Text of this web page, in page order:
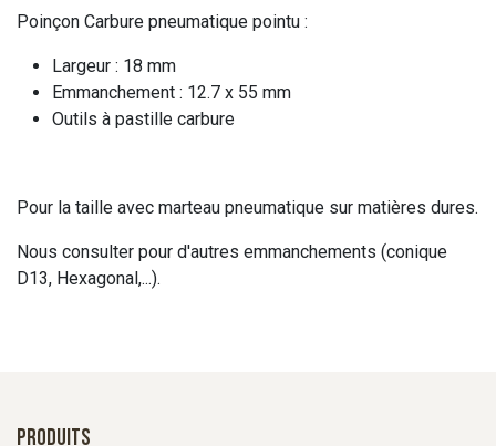
Poinçon Carbure pneumatique pointu :
Largeur : 18 mm
Emmanchement : 12.7 x 55 mm
Outils à pastille carbure
Pour la taille avec marteau pneumatique sur matières dures.
Nous consulter pour d'autres emmanchements (conique
D13, Hexagonal,...).
Produits